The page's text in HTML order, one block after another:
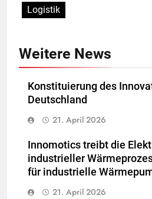
Logistik
Weitere News
Konstituierung des
Deutschland
21. April 2026
Innomotics treibt die
industrieller
für industrielle
21. April 2026